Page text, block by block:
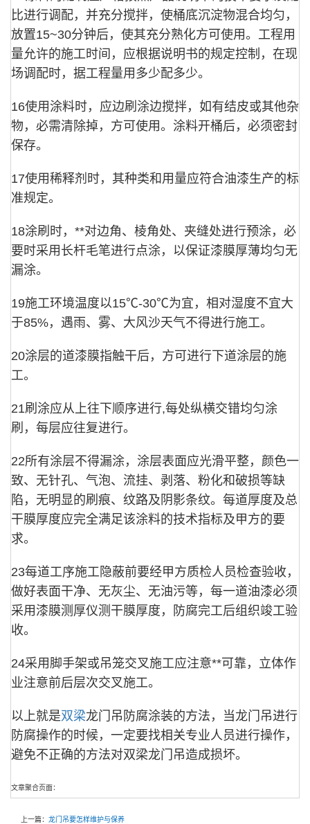
比进行调配，并充分搅拌，使桶底沉淀物混合均匀，
放置15~30分钟后，使其充分熟化方可使用。工程用
量允许的施工时间，应根据说明书的规定控制，在现
场调配时，据工程量用多少配多少。
16使用涂料时，应边刷涂边搅拌，如有结皮或其他杂
物，必需清除掉，方可使用。涂料开桶后，必须密封
保存。
17使用稀释剂时，其种类和用量应符合油漆生产的标
准规定。
18涂刷时，**对边角、棱角处、夹缝处进行预涂，必
要时采用长杆毛笔进行点涂，以保证漆膜厚薄均匀无
漏涂。
19施工环境温度以15℃-30℃为宜，相对湿度不宜大
于85%，遇雨、雾、大风沙天气不得进行施工。
20涂层的道漆膜指触干后，方可进行下道涂层的施
工。
21刷涂应从上往下顺序进行,每处纵横交错均匀涂
刷，每层应往复进行。
22所有涂层不得漏涂，涂层表面应光滑平整，颜色一
致、无针孔、气泡、流挂、剥落、粉化和破损等缺
陷，无明显的刷痕、纹路及阴影条纹。每道厚度及总
干膜厚度应完全满足该涂料的技术指标及甲方的要
求。
23每道工序施工隐蔽前要经甲方质检人员检查验收，
做好表面干净、无灰尘、无油污等，每一道油漆必须
采用漆膜测厚仪测干膜厚度，防腐完工后组织竣工验
收。
24采用脚手架或吊笼交叉施工应注意**可靠，立体作
业注意前后层次交叉施工。
以上就是双梁龙门吊防腐涂装的方法，当龙门吊进行
防腐操作的时候，一定要找相关专业人员进行操作，
避免不正确的方法对双梁龙门吊造成损坏。
文章聚合页面：
上一篇： 龙门吊要怎样维护与保养